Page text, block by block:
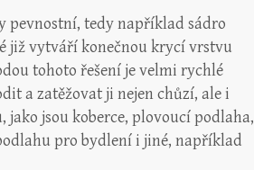
pevnostní, tedy například sádro
již vytváří konečnou krycí vrstvu
tohoto řešení je velmi rychlé
a zatěžovat ji nejen chůzí, ale i
jsou koberce, plovoucí podlaha,
pro bydlení i jiné, například